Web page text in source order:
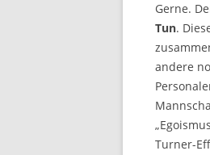
Gerne.
Tun.
andere
Turner-